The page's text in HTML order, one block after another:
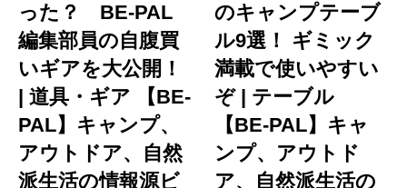
った？ BE-PAL
編集部員の自腹買
いギアを大公開！
| 道具・ギア 【BE-
PAL】キャンプ、
アウトドア、自然
派生活の情報源ビ
のキャンプテーブ
ル9選！ ギミック
満載で使いやすい
ぞ | テーブル
【BE-PAL】キャ
ンプ、アウトド
ア、自然派生活の